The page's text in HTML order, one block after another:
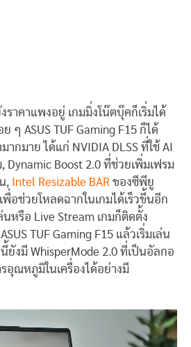
าคาแพงอยู่ เกมมิ่งโน๊ตบุ๊คก็เริ่มได้
ๆ ASUS TUF Gaming F15 ก็ได้
ากมาย ได้แก่ NVIDIA DLSS ที่ใช้ AI
, Dynamic Boost 2.0 ที่ช่วยเพิ่มเฟรม
, Intel Resizable BAR ของซีพียู
พื่อช่วยโหลดฉากในเกมได้เร็วขึ้นอีก
นหรือ Live Stream เกมก็ติดตั้ง
TUF Gaming F15 แล้วเริ่มเล่น
ยังมี WhisperMode 2.0 ที่เป็นอัลกอ
อุณหภูมิในเครื่องได้อย่างมี